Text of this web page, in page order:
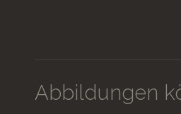
Abbildungen